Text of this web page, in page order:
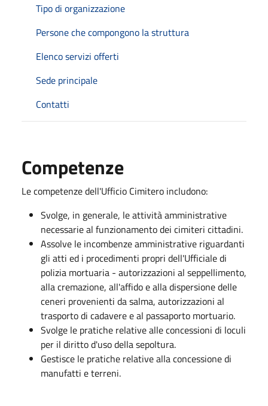
Tipo di organizzazione
Persone che compongono la struttura
Elenco servizi offerti
Sede principale
Contatti
Competenze
Le competenze dell'Ufficio Cimitero includono:
Svolge, in generale, le attività amministrative
necessarie al funzionamento dei cimiteri cittadini.
Assolve le incombenze amministrative riguardanti
gli atti ed i procedimenti propri dell'Ufficiale di
polizia mortuaria - autorizzazioni al seppellimento,
alla cremazione, all'affido e alla dispersione delle
ceneri provenienti da salma, autorizzazioni al
trasporto di cadavere e al passaporto mortuario.
Svolge le pratiche relative alle concessioni di loculi
per il diritto d'uso della sepoltura.
Gestisce le pratiche relative alla concessione di
manufatti e terreni.